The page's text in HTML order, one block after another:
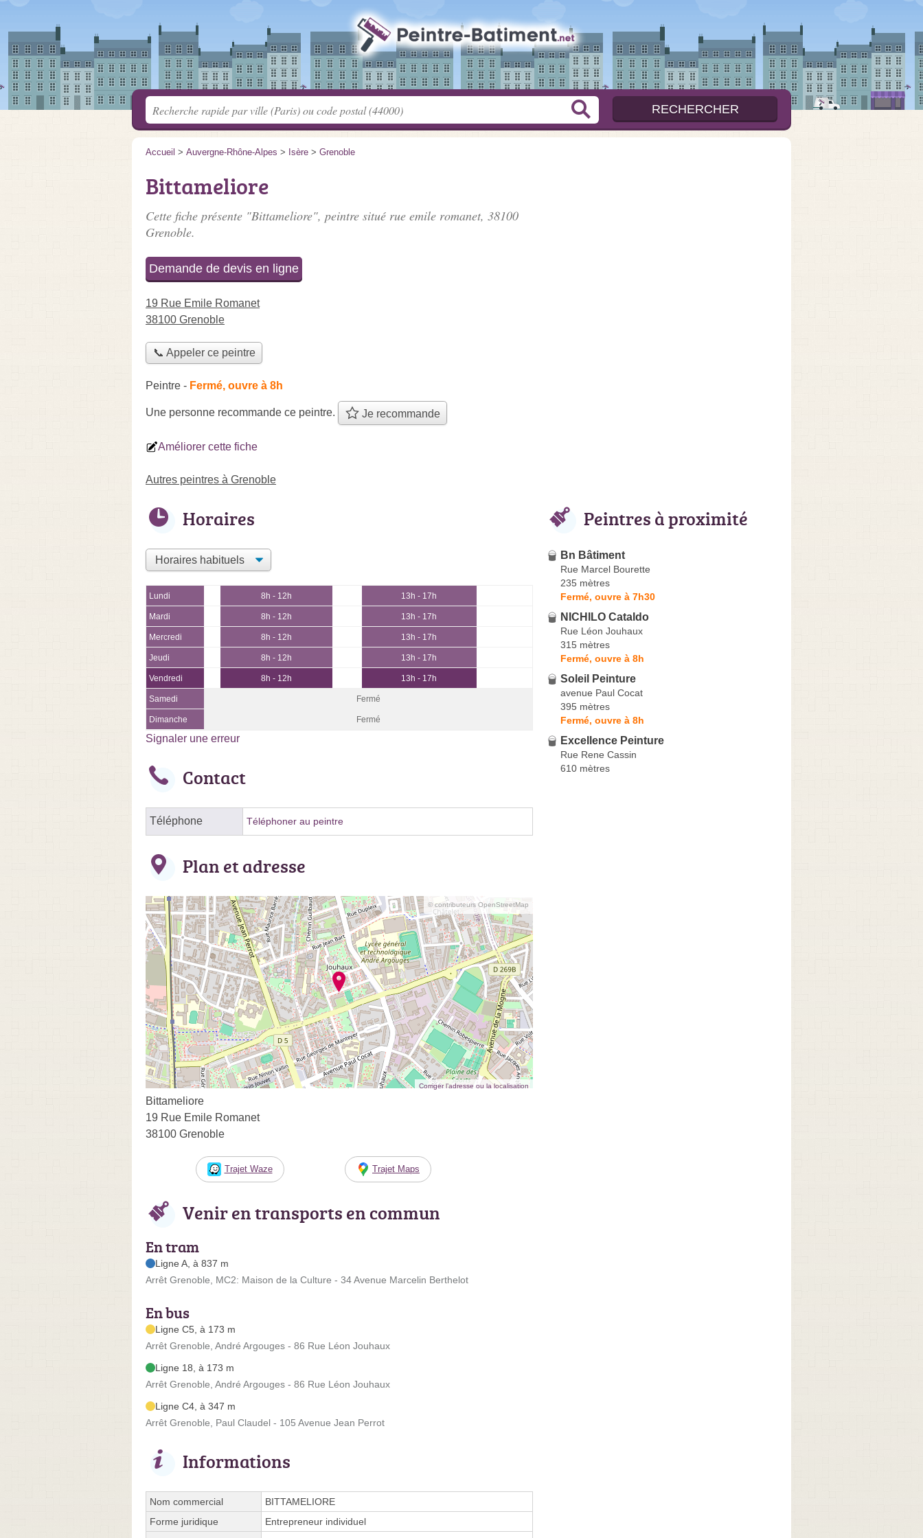
Accueil > Auvergne-Rhône-Alpes > Isère > Grenoble
Bittameliore
Cette fiche présente "Bittameliore", peintre situé rue emile romanet, 38100
Grenoble.
Demande de devis en ligne
19 Rue Emile Romanet
38100 Grenoble
📞 Appeler ce peintre
Peintre - Fermé, ouvre à 8h
Une personne recommande ce peintre. Je recommande
Améliorer cette fiche
Autres peintres à Grenoble
Horaires
Lundi 8h - 12h 13h - 17h
Mardi 8h - 12h 13h - 17h
Mercredi 8h - 12h 13h - 17h
Jeudi 8h - 12h 13h - 17h
Vendredi 8h - 12h 13h - 17h
Samedi Fermé
Dimanche Fermé
Signaler une erreur
Contact
Téléphone Téléphoner au peintre
Plan et adresse
© contributeurs OpenStreetMap
Corriger l’adresse ou la localisation
Bittameliore
19 Rue Emile Romanet
38100 Grenoble
Trajet Waze Trajet Maps
Venir en transports en commun
En tram
Ligne A, à 837 m
Arrêt Grenoble, MC2: Maison de la Culture - 34 Avenue Marcelin Berthelot
En bus
Ligne C5, à 173 m
Arrêt Grenoble, André Argouges - 86 Rue Léon Jouhaux
Ligne 18, à 173 m
Arrêt Grenoble, André Argouges - 86 Rue Léon Jouhaux
Ligne C4, à 347 m
Arrêt Grenoble, Paul Claudel - 105 Avenue Jean Perrot
Informations
Nom commercial
BITTAMELIORE
Forme juridique
Entrepreneur individuel
Peintres à proximité
Bn Bâtiment
Rue Marcel Bourette
235 mètres
Fermé, ouvre à 7h30
NICHILO Cataldo
Rue Léon Jouhaux
315 mètres
Fermé, ouvre à 8h
Soleil Peinture
avenue Paul Cocat
395 mètres
Fermé, ouvre à 8h
Excellence Peinture
Rue Rene Cassin
610 mètres